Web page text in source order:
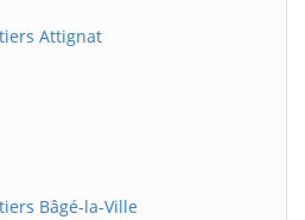
Attignat
Bâgé-la-Ville